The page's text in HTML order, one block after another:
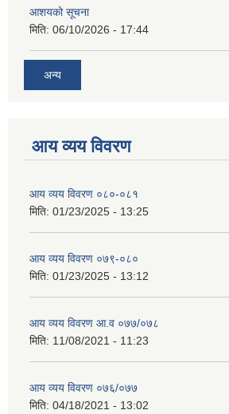
आशयको सूचना
मिति: 06/10/2026 - 17:44
अन्य
आय व्यय विवरण
आय व्यय विवरण ०८०-०८१
मिति: 01/23/2025 - 13:25
आय व्यय विवरण ०७९-०८०
मिति: 01/23/2025 - 13:12
आय व्यय विवरण आ.व ०७७/०७८
मिति: 11/08/2021 - 11:23
आय व्यय विवरण ०७६/०७७
मिति: 04/18/2021 - 13:02